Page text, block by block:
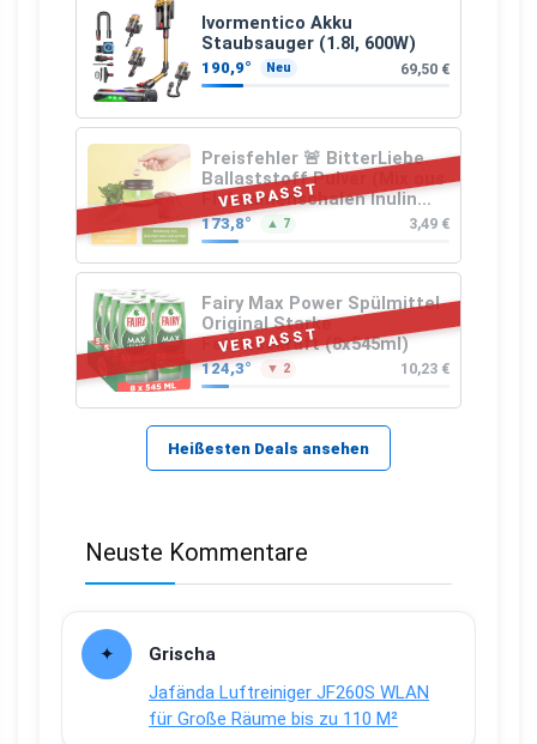
Ivormentico Akku
Staubsauger (1.8l, 600W)
190,9° Neu 69,50 €
VERPASST
Preisfehler 🚨 BitterLiebe
Ballaststoff Pulver (Mix aus
Flohsamenschalen Inulin
(Präbiotika) Leinsamen &
Apfelfaser)
173,8° ▲ 7 3,49 €
VERPASST
Fairy Max Power Spülmittel
Original Starke
Fettlösekraft (8x545ml)
124,3° ▼ 2 10,23 €
Heißesten Deals ansehen
Neuste Kommentare
Grischa
Jafända Luftreiniger JF260S WLAN
für Große Räume bis zu 110 M²